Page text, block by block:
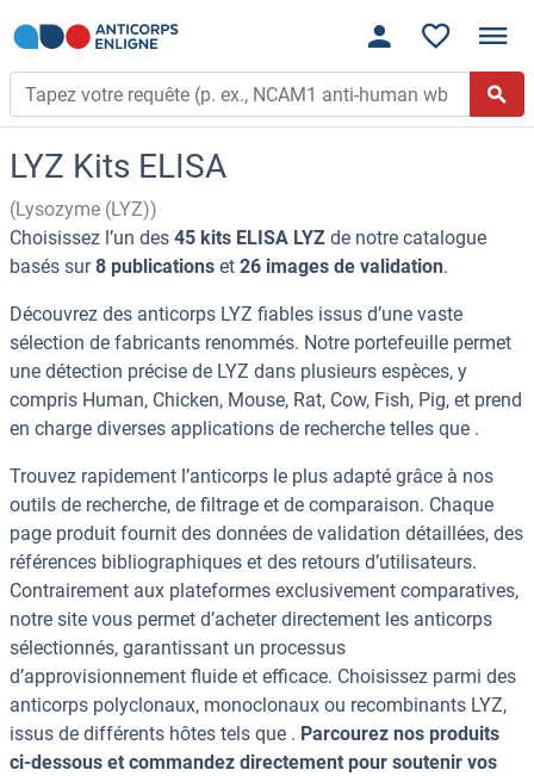
LYZ Kits ELISA
(Lysozyme (LYZ))
Choisissez l’un des 45 kits ELISA LYZ de notre catalogue
basés sur8 publications et 26 images de validation.
Découvrez des anticorps LYZ fiables issus d’une vaste
sélection de fabricants renommés. Notre portefeuille permet
une détection précise de LYZ dans plusieurs espèces, y
compris Human, Chicken, Mouse, Rat, Cow, Fish, Pig, et prend
en charge diverses applications de recherche telles que .
Trouvez rapidement l’anticorps le plus adapté grâce à nos
outils de recherche, de filtrage et de comparaison. Chaque
page produit fournit des données de validation détaillées, des
références bibliographiques et des retours d’utilisateurs.
Contrairement aux plateformes exclusivement comparatives,
notre site vous permet d’acheter directement les anticorps
sélectionnés, garantissant un processus
d’approvisionnement fluide et efficace. Choisissez parmi des
anticorps polyclonaux, monoclonaux ou recombinants LYZ,
issus de différents hôtes tels que . Parcourez nos produits
ci-dessous et commandez directement pour soutenir vos